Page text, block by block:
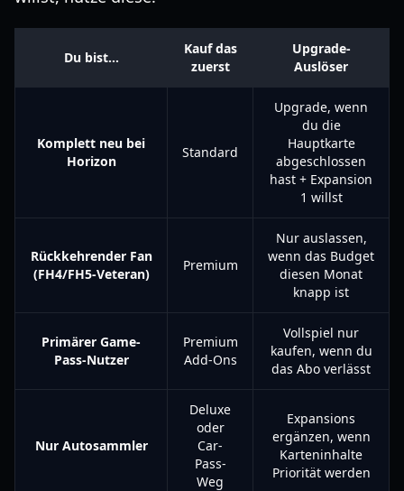
Du bist…
Kauf das
zuerst
Upgrade-
Auslöser
Komplett neu bei
Horizon
Standard
Upgrade, wenn
du die
Hauptkarte
abgeschlossen
hast + Expansion
1 willst
Rückkehrender Fan
(FH4/FH5-Veteran)
Premium
Nur auslassen,
wenn das Budget
diesen Monat
knapp ist
Primärer Game-
Pass-Nutzer
Premium
Add-Ons
Vollspiel nur
kaufen, wenn du
das Abo verlässt
Nur Autosammler
Deluxe
oder
Car-
Pass-
Weg
Expansions
ergänzen, wenn
Karteninhalte
Priorität werden